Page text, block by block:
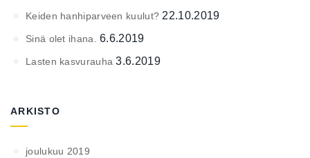
Keiden hanhiparveen kuulut? 22.10.2019
Sinä olet ihana. 6.6.2019
Lasten kasvurauha 3.6.2019
ARKISTO
joulukuu 2019